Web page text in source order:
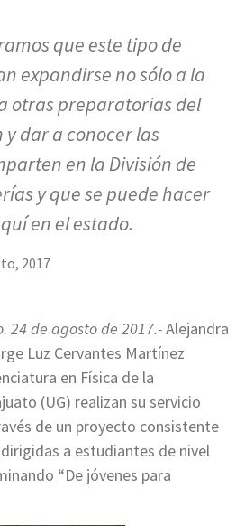
que este tipo de
expandirse no sólo a la
otras preparatorias del
dar a conocer las
en la División de
y que se puede hacer
en el estado.
2017
24 de agosto de 2017.-Alejandra
Luz Cervantes Martínez
en Física de la
(UG) realizan su servicio
de un proyecto consistente
a estudiantes de nivel
“De jóvenes para